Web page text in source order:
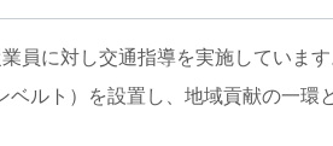
に対し交通指導を実施していま
ルト）を設置し、地域貢献の一環